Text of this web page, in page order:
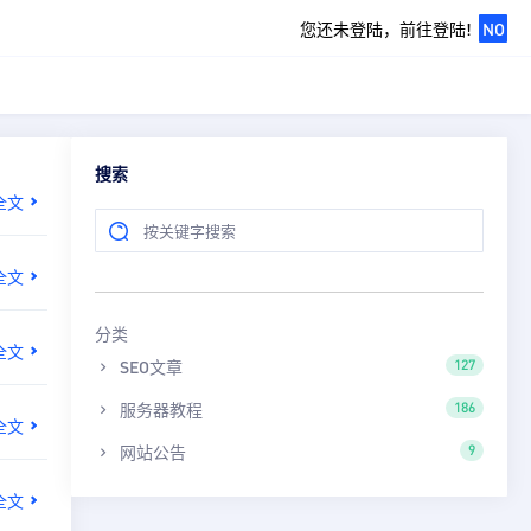
您还未登陆，前往登陆! NO
文
文
文
文
文
搜索
分类
SEO文章
127
服务器教程 186
网站公告 9